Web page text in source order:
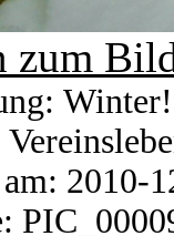
zum
Winter!
2010-